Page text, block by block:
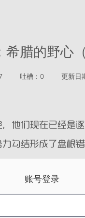
腊的野心（
吐槽：0 更新日
账号登录